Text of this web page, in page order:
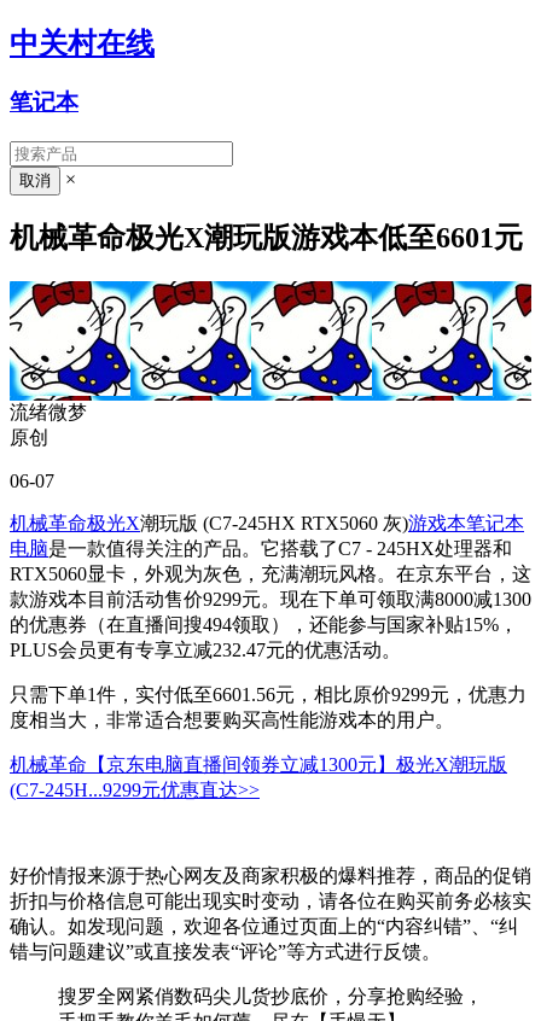
中关村在线
笔记本
×
机械革命极光X潮玩版游戏本低至6601元
流绪微梦
原创
06-07
机械革命极光X潮玩版 (C7-245HX RTX5060 灰)游戏本笔记本
电脑是一款值得关注的产品。它搭载了C7 - 245HX处理器和
RTX5060显卡，外观为灰色，充满潮玩风格。在京东平台，这
款游戏本目前活动售价9299元。现在下单可领取满8000减1300
的优惠券（在直播间搜494领取），还能参与国家补贴15%，
PLUS会员更有专享立减232.47元的优惠活动。
只需下单1件，实付低至6601.56元，相比原价9299元，优惠力
度相当大，非常适合想要购买高性能游戏本的用户。
机械革命【京东电脑直播间领券立减1300元】极光X潮玩版
(C7-245H...9299元优惠直达>>
好价情报来源于热心网友及商家积极的爆料推荐，商品的促销
折扣与价格信息可能出现实时变动，请各位在购买前务必核实
确认。如发现问题，欢迎各位通过页面上的“内容纠错”、“纠
错与问题建议”或直接发表“评论”等方式进行反馈。
搜罗全网紧俏数码尖儿货抄底价，分享抢购经验，